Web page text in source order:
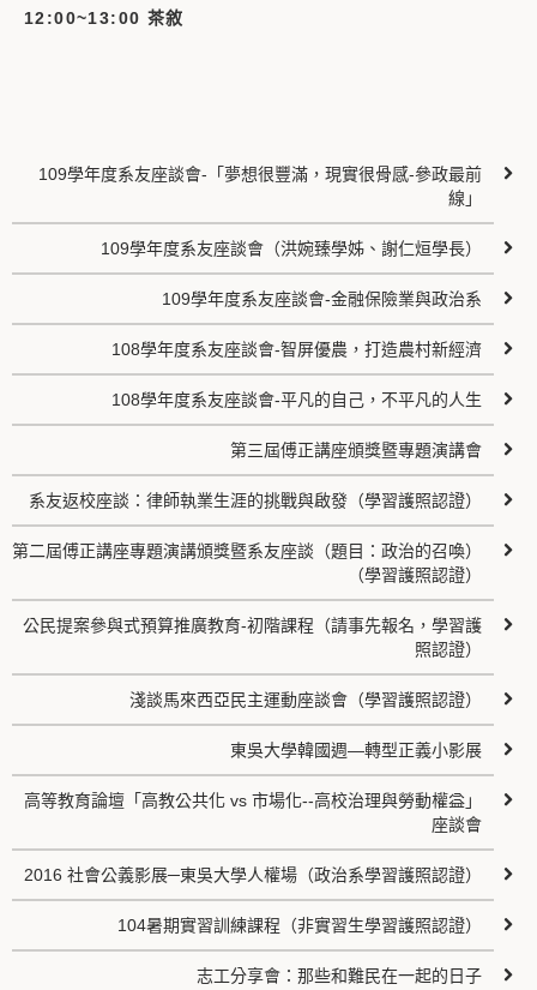
12:00~13:00 茶敘
109學年度系友座談會-「夢想很豐滿，現實很骨感-參政最前
線」
109學年度系友座談會（洪婉臻學姊、謝仁烜學長）
109學年度系友座談會-金融保險業與政治系
108學年度系友座談會-智屏優農，打造農村新經濟
108學年度系友座談會-平凡的自己，不平凡的人生
第三屆傅正講座頒獎暨專題演講會
系友返校座談：律師執業生涯的挑戰與啟發（學習護照認證）
第二屆傅正講座專題演講頒獎暨系友座談（題目：政治的召喚）
（學習護照認證）
公民提案參與式預算推廣教育-初階課程（請事先報名，學習護
照認證）
淺談馬來西亞民主運動座談會（學習護照認證）
東吳大學韓國週—轉型正義小影展
高等教育論壇「高教公共化 vs 市場化--高校治理與勞動權益」
座談會
2016 社會公義影展─東吳大學人權場（政治系學習護照認證）
104暑期實習訓練課程（非實習生學習護照認證）
志工分享會：那些和難民在一起的日子